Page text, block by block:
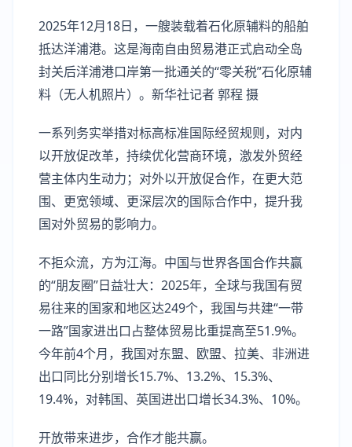
2025年12月18日，一艘装载着石化原辅料的船舶
抵达洋浦港。这是海南自由贸易港正式启动全岛
封关后洋浦港口岸第一批通关的“零关税”石化原辅
料（无人机照片）。新华社记者 郭程 摄
一系列务实举措对标高标准国际经贸规则，对内
以开放促改革，持续优化营商环境，激发外贸经
营主体内生动力；对外以开放促合作，在更大范
围、更宽领域、更深层次的国际合作中，提升我
国对外贸易的影响力。
不拒众流，方为江海。中国与世界各国合作共赢
的“朋友圈”日益壮大：2025年，全球与我国有贸
易往来的国家和地区达249个，我国与共建“一带
一路”国家进出口占整体贸易比重提高至51.9%。
今年前4个月，我国对东盟、欧盟、拉美、非洲进
出口同比分别增长15.7%、13.2%、15.3%、
19.4%，对韩国、英国进出口增长34.3%、10%。
开放带来进步，合作才能共赢。